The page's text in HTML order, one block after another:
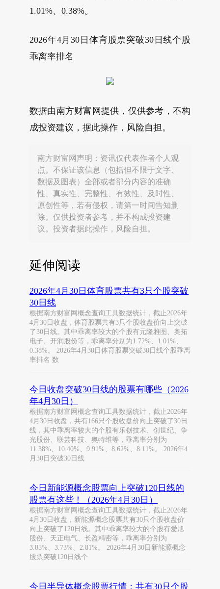
1.01%、0.38%。
2026年4月30日体育股票突破30日线个股
乖离率排名
数据由南方财富网提供，仅供参考，不构
成投资建议，据此操作，风险自担。
南方财富网声明：资讯仅代表作者个人观
点。不保证该信息（包括但不限于文字、
数据及图表）全部或者部分内容的准确
性、真实性、完整性、有效性、及时性、
原创性等，若有侵权，请第一时间告知删
除。仅供投资者参考，并不构成投资建
议。投资者据此操作，风险自担。
延伸阅读
2026年4月30日体育股票共有3只个股突破
30日线
根据南方财富网概念查询工具数据统计，截止2026年
4月30日收盘，体育股票共有3只个股收盘价向上突破
了30日线。其中乖离率较大的个股有元隆雅图、奥拓
电子、开润股份等，乖离率分别为1.72%、1.01%、
0.38%。 2026年4月30日体育股票突破30日线个股乖离
率排名 数
今日收盘突破30日线的股票有哪些（2026
年4月30日）
根据南方财富网概念查询工具数据统计，截止2026年
4月30日收盘，共有166只个股收盘价向上突破了30日
线，其中乖离率较大的个股有乐创技术、创世纪、争
光股份、联芸科技、奥特维等，乖离率分别为
11.38%、10.40%、9.91%、8.62%、8.11%。 2026年4
月30日突破30日线
今日新能源概念股票向上突破120日线的
股票有这些！（2026年4月30日）
根据南方财富网概念查询工具数据统计，截止2026年
4月30日收盘，新能源概念股票共有30只个股收盘价
向上突破了120日线。其中乖离率较大的个股有爱旭
股份、天正电气、长盈精密等，乖离率分别为
3.85%、3.73%、2.81%。 2026年4月30日新能源概念
股票突破120日线个
今日半导体概念股票行情：共有30只个股